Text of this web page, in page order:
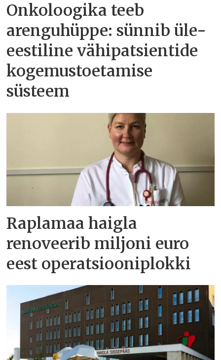
Onkoloogika teeb
arenguhüppe: sünnib üle-
eestiline vähipatsientide
kogemustoetamise
süsteem
Raplamaa haigla
renoveerib miljoni euro
eest operatsiooniplokki